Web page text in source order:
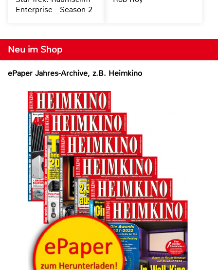
Neu im Shop
ePaper Jahres-Archive, z.B. Heimkino
Enterprise - Season 2